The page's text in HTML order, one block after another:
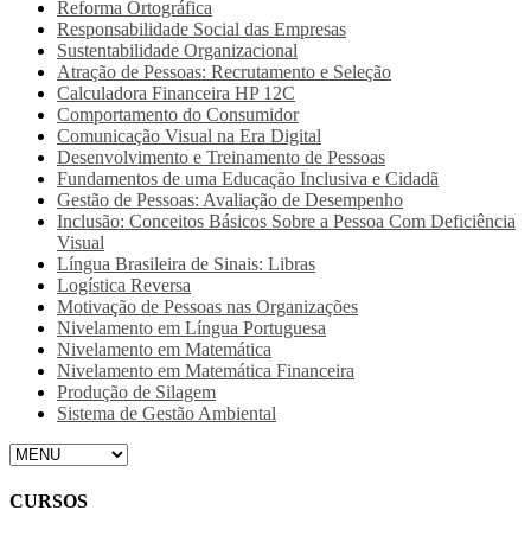
Reforma Ortográfica
Responsabilidade Social das Empresas
Sustentabilidade Organizacional
Atração de Pessoas: Recrutamento e Seleção
Calculadora Financeira HP 12C
Comportamento do Consumidor
Comunicação Visual na Era Digital
Desenvolvimento e Treinamento de Pessoas
Fundamentos de uma Educação Inclusiva e Cidadã
Gestão de Pessoas: Avaliação de Desempenho
Inclusão: Conceitos Básicos Sobre a Pessoa Com Deficiência
Visual
Língua Brasileira de Sinais: Libras
Logística Reversa
Motivação de Pessoas nas Organizações
Nivelamento em Língua Portuguesa
Nivelamento em Matemática
Nivelamento em Matemática Financeira
Produção de Silagem
Sistema de Gestão Ambiental
CURSOS